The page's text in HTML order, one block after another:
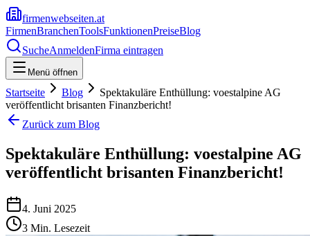
firmenwebseiten.at
FirmenBranchenToolsFunktionenPreiseBlog
SucheAnmeldenFirma eintragen
Menü öffnen
Startseite Blog
Spektakuläre Enthüllung: voestalpine AG
veröffentlicht brisanten Finanzbericht!
Zurück zum Blog
Spektakuläre Enthüllung: voestalpine AG
veröffentlicht brisanten Finanzbericht!
4. Juni 2025
3 Min. Lesezeit